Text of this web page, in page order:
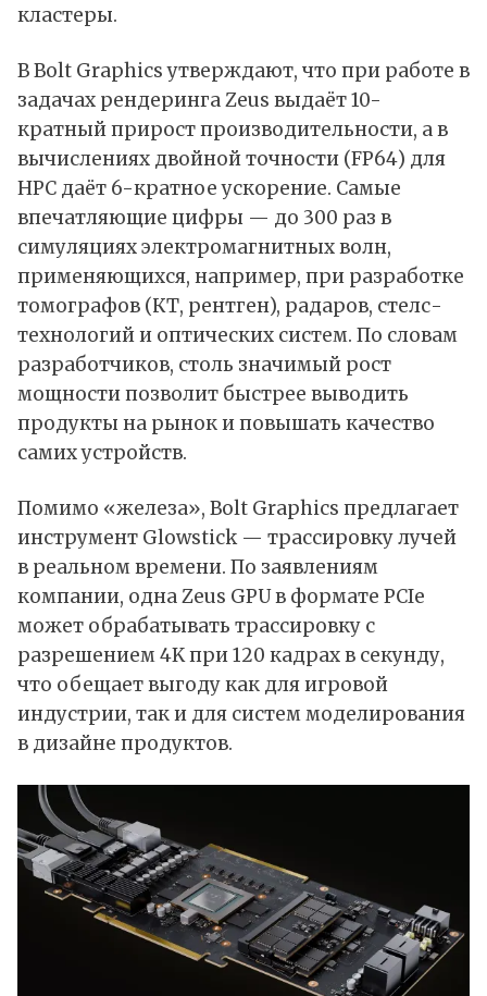
кластеры.
В Bolt Graphics утверждают, что при работе в
задачах рендеринга Zeus выдаёт 10-
кратный прирост производительности, а в
вычислениях двойной точности (FP64) для
HPC даёт 6-кратное ускорение. Самые
впечатляющие цифры — до 300 раз в
симуляциях электромагнитных волн,
применяющихся, например, при разработке
томографов (КТ, рентген), радаров, стелс-
технологий и оптических систем. По словам
разработчиков, столь значимый рост
мощности позволит быстрее выводить
продукты на рынок и повышать качество
самих устройств.
Помимо «железа», Bolt Graphics предлагает
инструмент Glowstick — трассировку лучей
в реальном времени. По заявлениям
компании, одна Zeus GPU в формате PCIe
может обрабатывать трассировку с
разрешением 4K при 120 кадрах в секунду,
что обещает выгоду как для игровой
индустрии, так и для систем моделирования
в дизайне продуктов.